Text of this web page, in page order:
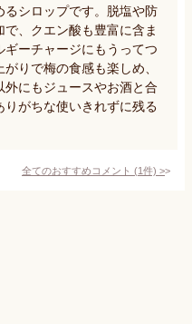
るシロップです。脱塩や防
、クエン酸も豊富に含ま
ーチャージにもうってつ
りで梅の食感も楽しめ、
にもジュースやお酒と合
がちな使いきれずに残る
全てのおすすめコメント (1件) >